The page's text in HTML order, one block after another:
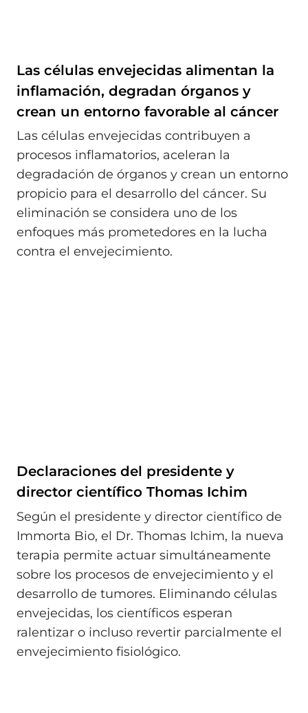
Las células envejecidas alimentan la
inflamación, degradan órganos y
crean un entorno favorable al cáncer
Las células envejecidas contribuyen a
procesos inflamatorios, aceleran la
degradación de órganos y crean un entorno
propicio para el desarrollo del cáncer. Su
eliminación se considera uno de los
enfoques más prometedores en la lucha
contra el envejecimiento.
Declaraciones del presidente y
director científico Thomas Ichim
Según el presidente y director científico de
Immorta Bio, el Dr. Thomas Ichim, la nueva
terapia permite actuar simultáneamente
sobre los procesos de envejecimiento y el
desarrollo de tumores. Eliminando células
envejecidas, los científicos esperan
ralentizar o incluso revertir parcialmente el
envejecimiento fisiológico.